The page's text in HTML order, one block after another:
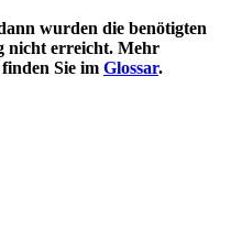
wurden die benötigten
nicht erreicht. Mehr
Sie im Glossar.